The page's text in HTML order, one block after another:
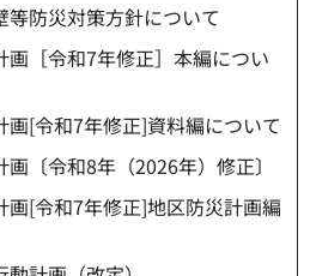
防災対策方針について
画［令和7年修正］本編につい
画[令和7年修正]資料編について
〔令和8年（2026年）修正〕
画[令和7年修正]地区防災計画編